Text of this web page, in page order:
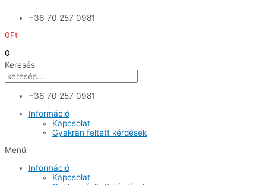
+36 70 257 0981
0Ft
0
Keresés
+36 70 257 0981
Információ
Kapcsolat
Gyakran feltett kérdések
Menü
Információ
Kapcsolat